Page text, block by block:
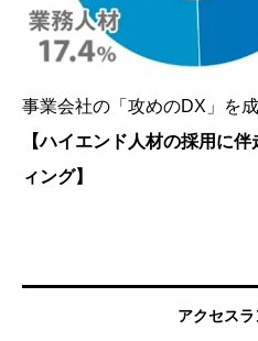
事業会社の「攻めのDX」を
【ハイエンド人材の採用に
ィング】
アクセス